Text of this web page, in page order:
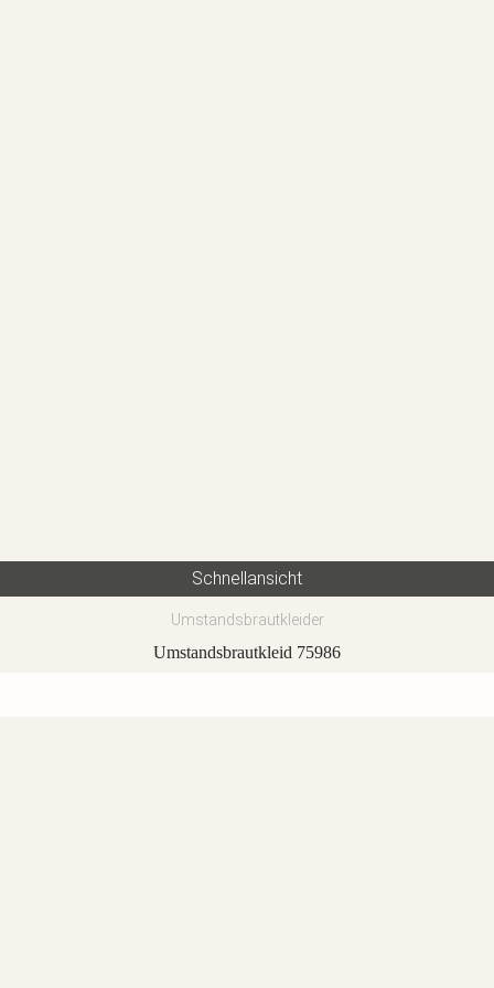
Schnellansicht
Umstandsbrautkleider
Umstandsbrautkleid 75986